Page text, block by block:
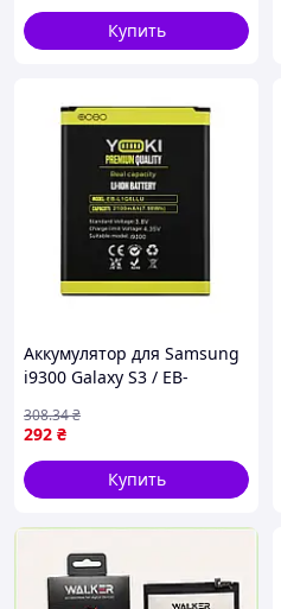
Купить
Аккумулятор для Samsung
i9300 Galaxy S3 / EB-
292 ₴
308.34₴
Купить